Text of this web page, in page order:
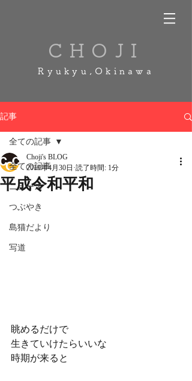
CHOJI
Ryukyu,Okinawa
記事
全ての記事
ニュース
つぶやき
島猫だより
写道
全ての記事
平成令和平和
Choji's BLOG
2019年4月30日 読了時間: 1分
眺めるだけで
生きていけたらいいな
時期が来ると